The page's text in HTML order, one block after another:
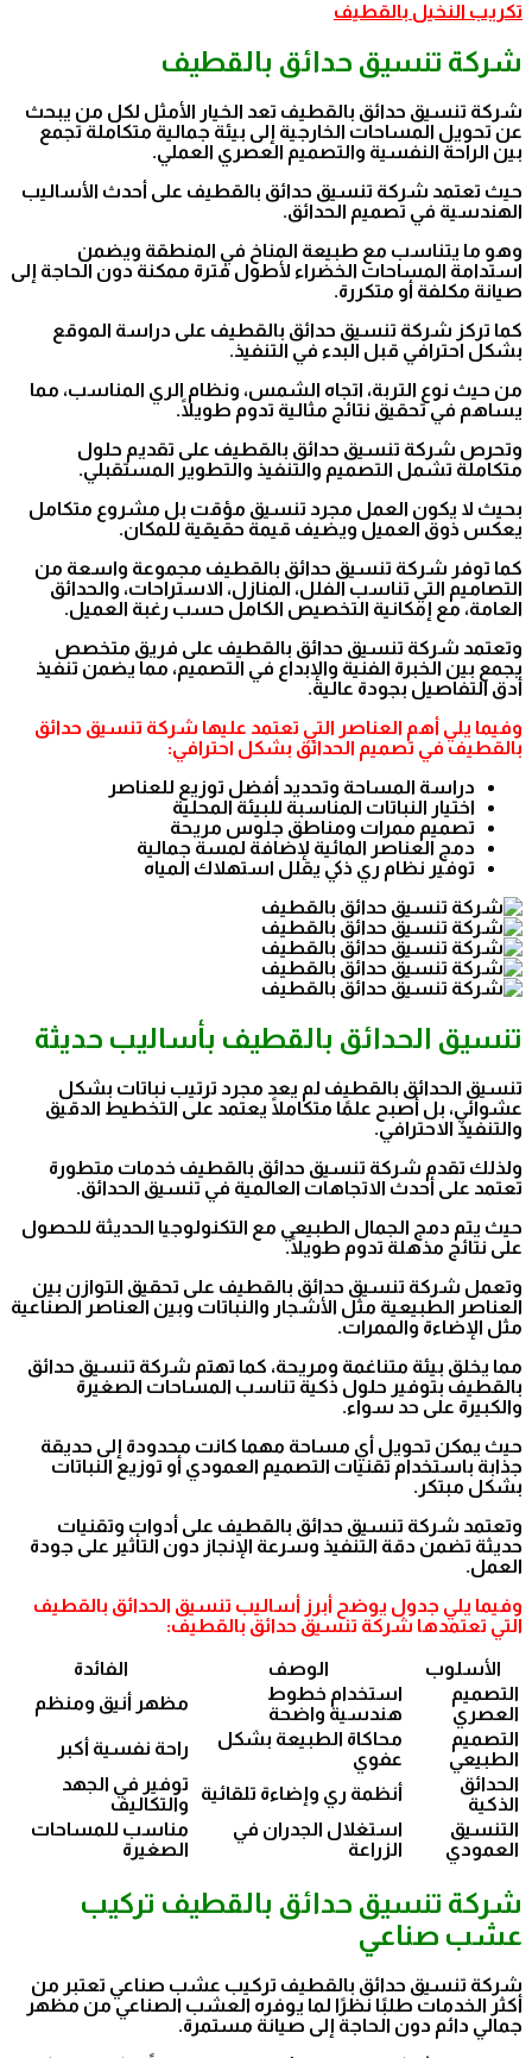
تكريب النخيل بالقطيف
شركة تنسيق حدائق بالقطيف
شركة تنسيق حدائق بالقطيف تعد الخيار الأمثل لكل من يبحث
عن تحويل المساحات الخارجية إلى بيئة جمالية متكاملة تجمع
بين الراحة النفسية والتصميم العصري العملي.
حيث تعتمد شركة تنسيق حدائق بالقطيف على أحدث الأساليب
الهندسية في تصميم الحدائق.
وهو ما يتناسب مع طبيعة المناخ في المنطقة ويضمن
استدامة المساحات الخضراء لأطول فترة ممكنة دون الحاجة إلى
صيانة مكلفة أو متكررة.
كما تركز شركة تنسيق حدائق بالقطيف على دراسة الموقع
بشكل احترافي قبل البدء في التنفيذ.
من حيث نوع التربة، اتجاه الشمس، ونظام الري المناسب، مما
يساهم في تحقيق نتائج مثالية تدوم طويلًا.
وتحرص شركة تنسيق حدائق بالقطيف على تقديم حلول
متكاملة تشمل التصميم والتنفيذ والتطوير المستقبلي.
بحيث لا يكون العمل مجرد تنسيق مؤقت بل مشروع متكامل
يعكس ذوق العميل ويضيف قيمة حقيقية للمكان.
كما توفر شركة تنسيق حدائق بالقطيف مجموعة واسعة من
التصاميم التي تناسب الفلل، المنازل، الاستراحات، والحدائق
العامة، مع إمكانية التخصيص الكامل حسب رغبة العميل.
وتعتمد شركة تنسيق حدائق بالقطيف على فريق متخصص
يجمع بين الخبرة الفنية والإبداع في التصميم، مما يضمن تنفيذ
أدق التفاصيل بجودة عالية.
وفيما يلي أهم العناصر التي تعتمد عليها شركة تنسيق حدائق
بالقطيف في تصميم الحدائق بشكل احترافي:
دراسة المساحة وتحديد أفضل توزيع للعناصر
اختيار النباتات المناسبة للبيئة المحلية
تصميم ممرات ومناطق جلوس مريحة
دمج العناصر المائية لإضافة لمسة جمالية
توفير نظام ري ذكي يقلل استهلاك المياه
تنسيق الحدائق بالقطيف بأساليب حديثة
تنسيق الحدائق بالقطيف لم يعد مجرد ترتيب نباتات بشكل
عشوائي، بل أصبح علمًا متكاملًا يعتمد على التخطيط الدقيق
والتنفيذ الاحترافي.
ولذلك تقدم شركة تنسيق حدائق بالقطيف خدمات متطورة
تعتمد على أحدث الاتجاهات العالمية في تنسيق الحدائق.
حيث يتم دمج الجمال الطبيعي مع التكنولوجيا الحديثة للحصول
على نتائج مذهلة تدوم طويلًا.
وتعمل شركة تنسيق حدائق بالقطيف على تحقيق التوازن بين
العناصر الطبيعية مثل الأشجار والنباتات وبين العناصر الصناعية
مثل الإضاءة والممرات.
مما يخلق بيئة متناغمة ومريحة، كما تهتم شركة تنسيق حدائق
بالقطيف بتوفير حلول ذكية تناسب المساحات الصغيرة
والكبيرة على حد سواء.
حيث يمكن تحويل أي مساحة مهما كانت محدودة إلى حديقة
جذابة باستخدام تقنيات التصميم العمودي أو توزيع النباتات
بشكل مبتكر.
وتعتمد شركة تنسيق حدائق بالقطيف على أدوات وتقنيات
حديثة تضمن دقة التنفيذ وسرعة الإنجاز دون التأثير على جودة
العمل.
وفيما يلي جدول يوضح أبرز أساليب تنسيق الحدائق بالقطيف
التي تعتمدها شركة تنسيق حدائق بالقطيف:
الأسلوب الوصف
الفائدة
التصميم
العصري
استخدام خطوط
هندسية واضحة
مظهر أنيق ومنظم
التصميم
الطبيعي
محاكاة الطبيعة بشكل
عفوي
راحة نفسية أكبر
الحدائق
الذكية
أنظمة ري وإضاءة تلقائية
توفير في الجهد
والتكاليف
التنسيق
العمودي
استغلال الجدران في
الزراعة
مناسب للمساحات
الصغيرة
شركة تنسيق حدائق بالقطيف تركيب
عشب صناعي
شركة تنسيق حدائق بالقطيف تركيب عشب صناعي تعتبر من
أكثر الخدمات طلبًا نظرًا لما يوفره العشب الصناعي من مظهر
جمالي دائم دون الحاجة إلى صيانة مستمرة.